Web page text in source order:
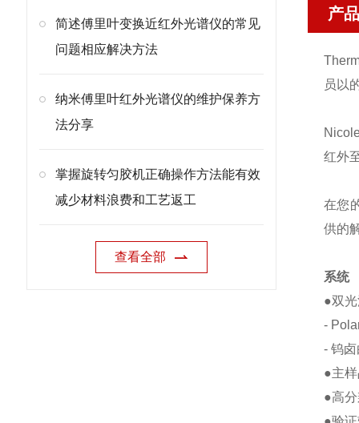
简述傅里叶变换近红外光谱仪的常见
问题相应解决方法
纳米傅里叶红外光谱仪的维护保养方
法分享
掌握旋转匀胶机正确操作方法能有效
减少材料浪费和工艺返工
查看全部
产
员以
红外
在您
供的
系统
●双
-
- 钨
●主
●高